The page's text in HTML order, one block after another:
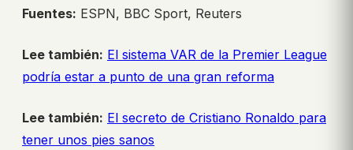
Fuentes: ESPN, BBC Sport, Reuters
Lee también: El sistema VAR de la Premier League
podría estar a punto de una gran reforma
Lee también: El secreto de Cristiano Ronaldo para
tener unos pies sanos